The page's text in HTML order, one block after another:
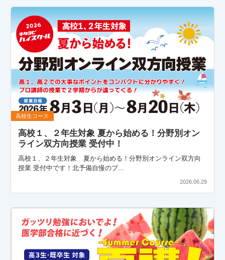
高校１、２年生対象 夏から始める！分野別オン
ライン双方向授業 受付中！
高校生コース
高校１、２年生対象 夏から始める！分野別オンライン双方向
授業 受付中です！北予備自慢のプ...
2026.06.29